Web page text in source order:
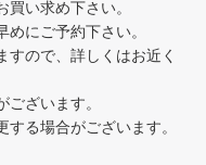
い求め下さい。
にご予約下さい。
ので、詳しくはお近く
ざいます。
る場合がございます。